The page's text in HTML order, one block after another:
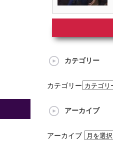
カテゴリー
カテゴリー
アーカイブ
アーカイブ